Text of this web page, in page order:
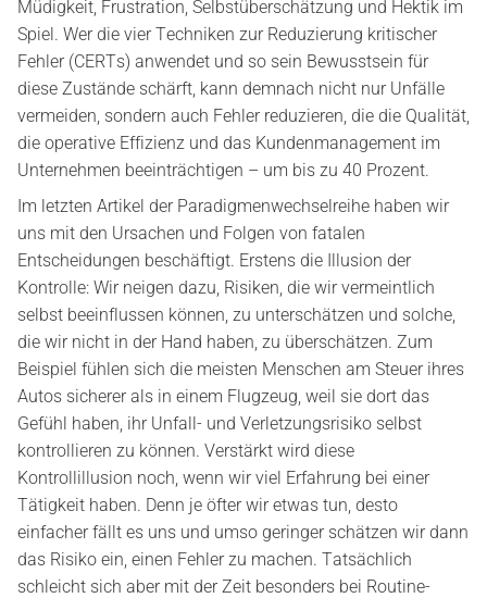
Müdigkeit, Frustration, Selbstüberschätzung und Hektik im
Spiel. Wer die vier Techniken zur Reduzierung kritischer
Fehler (CERTs) anwendet und so sein Bewusstsein für
diese Zustände schärft, kann demnach nicht nur Unfälle
vermeiden, sondern auch Fehler reduzieren, die die Qualität,
die operative Effizienz und das Kundenmanagement im
Unternehmen beeinträchtigen – um bis zu 40 Prozent.
Im letzten Artikel der Paradigmenwechselreihe haben wir
uns mit den Ursachen und Folgen von fatalen
Entscheidungen beschäftigt. Erstens die Illusion der
Kontrolle: Wir neigen dazu, Risiken, die wir vermeintlich
selbst beeinflussen können, zu unterschätzen und solche,
die wir nicht in der Hand haben, zu überschätzen. Zum
Beispiel fühlen sich die meisten Menschen am Steuer ihres
Autos sicherer als in einem Flugzeug, weil sie dort das
Gefühl haben, ihr Unfall- und Verletzungsrisiko selbst
kontrollieren zu können. Verstärkt wird diese
Kontrollillusion noch, wenn wir viel Erfahrung bei einer
Tätigkeit haben. Denn je öfter wir etwas tun, desto
einfacher fällt es uns und umso geringer schätzen wir dann
das Risiko ein, einen Fehler zu machen. Tatsächlich
schleicht sich aber mit der Zeit besonders bei Routine-